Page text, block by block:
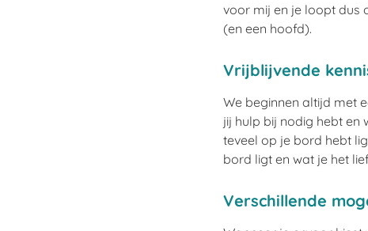
voor mij en je loopt dus
(en een hoofd).
Vrijblijvende
We beginnen altijd met
jij hulp bij nodig hebt en
teveel op je bord hebt
bord ligt en wat je het
Verschillende